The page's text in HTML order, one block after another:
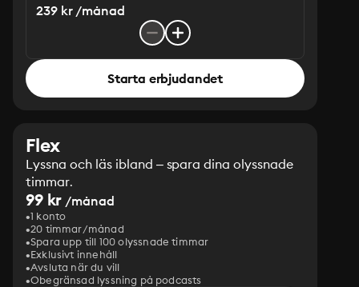
239 kr /månad
Starta erbjudandet
Flex
Lyssna och läs ibland – spara dina olyssnade
timmar.
99 kr /månad
1 konto
20 timmar/månad
Spara upp till 100 olyssnade timmar
Exklusivt innehåll
Avsluta när du vill
Obegränsad lyssning på podcasts